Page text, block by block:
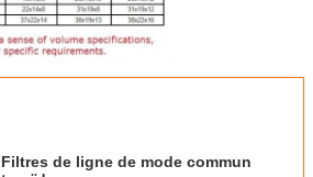
Filtres de ligne de mode commun